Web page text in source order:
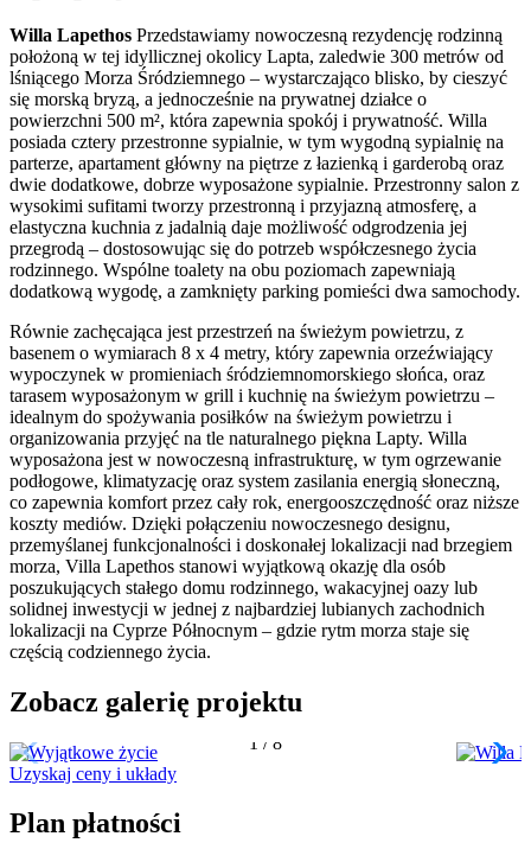
Willa Lapethos Przedstawiamy nowoczesną rezydencję rodzinną
położoną w tej idyllicznej okolicy Lapta, zaledwie 300 metrów od
lśniącego Morza Śródziemnego – wystarczająco blisko, by cieszyć
się morską bryzą, a jednocześnie na prywatnej działce o
powierzchni 500 m², która zapewnia spokój i prywatność. Willa
posiada cztery przestronne sypialnie, w tym wygodną sypialnię na
parterze, apartament główny na piętrze z łazienką i garderobą oraz
dwie dodatkowe, dobrze wyposażone sypialnie. Przestronny salon z
wysokimi sufitami tworzy przestronną i przyjazną atmosferę, a
elastyczna kuchnia z jadalnią daje możliwość odgrodzenia jej
przegrodą – dostosowując się do potrzeb współczesnego życia
rodzinnego. Wspólne toalety na obu poziomach zapewniają
dodatkową wygodę, a zamknięty parking pomieści dwa samochody.
Równie zachęcająca jest przestrzeń na świeżym powietrzu, z
basenem o wymiarach 8 x 4 metry, który zapewnia orzeźwiający
wypoczynek w promieniach śródziemnomorskiego słońca, oraz
tarasem wyposażonym w grill i kuchnię na świeżym powietrzu –
idealnym do spożywania posiłków na świeżym powietrzu i
organizowania przyjęć na tle naturalnego piękna Lapty. Willa
wyposażona jest w nowoczesną infrastrukturę, w tym ogrzewanie
podłogowe, klimatyzację oraz system zasilania energią słoneczną,
co zapewnia komfort przez cały rok, energooszczędność oraz niższe
koszty mediów. Dzięki połączeniu nowoczesnego designu,
przemyślanej funkcjonalności i doskonałej lokalizacji nad brzegiem
morza, Villa Lapethos stanowi wyjątkową okazję dla osób
poszukujących stałego domu rodzinnego, wakacyjnej oazy lub
solidnej inwestycji w jednej z najbardziej lubianych zachodnich
lokalizacji na Cyprze Północnym – gdzie rytm morza staje się
częścią codziennego życia.
Zobacz galerię projektu
1 / 8
Uzyskaj ceny i układy
Plan płatności